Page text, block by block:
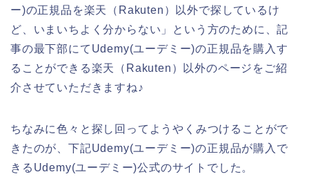
ー)の正規品を楽天（Rakuten）以外で探しているけ
ど、いまいちよく分からない」という方のために、記
事の最下部にてUdemy(ユーデミー)の正規品を購入す
ることができる楽天（Rakuten）以外のページをご紹
介させていただきますね♪
ちなみに色々と探し回ってようやくみつけることがで
きたのが、下記Udemy(ユーデミー)の正規品が購入で
きるUdemy(ユーデミー)公式のサイトでした。